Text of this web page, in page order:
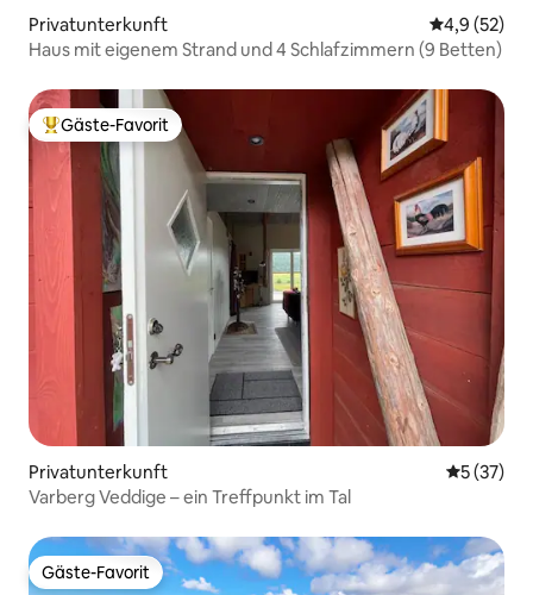
Privatunterkunft
4,9 (52)
Haus mit eigenem Strand und 4 Schlafzimmern (9 Betten)
Beliebter Gäste-Favorit.
Gäste-Favorit
Privatunterkunft
5 (37)
Varberg Veddige – ein Treffpunkt im Tal
Gäste-Favorit
Gäste-Favorit